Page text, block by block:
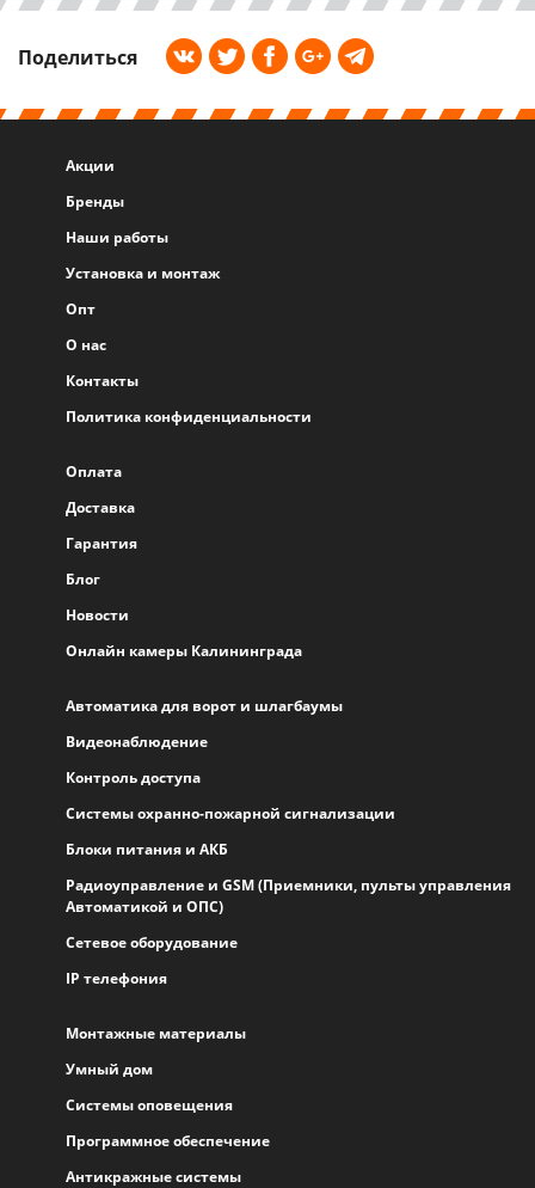
Поделиться
Акции
Бренды
Наши работы
Установка и монтаж
Опт
О нас
Контакты
Политика конфиденциальности
Оплата
Доставка
Гарантия
Блог
Новости
Онлайн камеры Калининграда
Автоматика для ворот и шлагбаумы
Видеонаблюдение
Контроль доступа
Системы охранно-пожарной сигнализации
Блоки питания и АКБ
Радиоуправление и GSM (Приемники, пульты управления
Автоматикой и ОПС)
Сетевое оборудование
IP телефония
Монтажные материалы
Умный дом
Системы оповещения
Программное обеспечение
Антикражные системы